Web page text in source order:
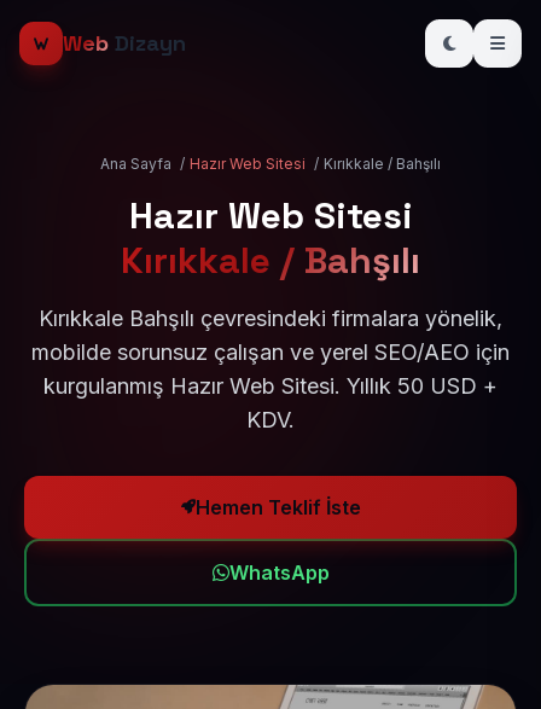
Web Dizayn
Ana Sayfa / Hazır Web Sitesi / Kırıkkale / Bahşılı
Hazır Web Sitesi
Kırıkkale / Bahşılı
Kırıkkale Bahşılı çevresindeki firmalara yönelik,
mobilde sorunsuz çalışan ve yerel SEO/AEO için
kurgulanmış Hazır Web Sitesi. Yıllık 50 USD +
KDV.
Hemen Teklif İste
WhatsApp